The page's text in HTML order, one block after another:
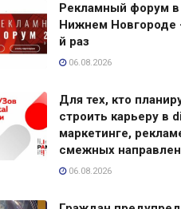
Рекламный форум в
Нижнем Новгороде
й раз
06.08.2026
Для тех, кто
строить карьеру в
маркетинге,
смежных
06.08.2026